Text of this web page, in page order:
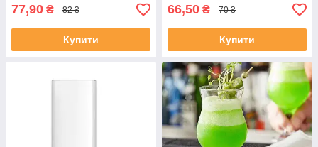
77,90 ₴ 82 ₴
Купити
66,50 ₴ 70 ₴
Купити